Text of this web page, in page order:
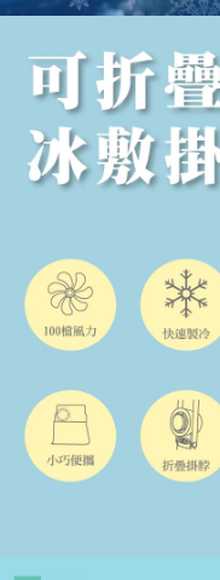
３．未成年的使用者請事先
任。
４．使用「AFTEE先享後付
時審查核予不同之上限額度
請求用戶進行身份認證。
５．嚴禁一人註冊多個帳號
恩沛科技股份有限公司將有